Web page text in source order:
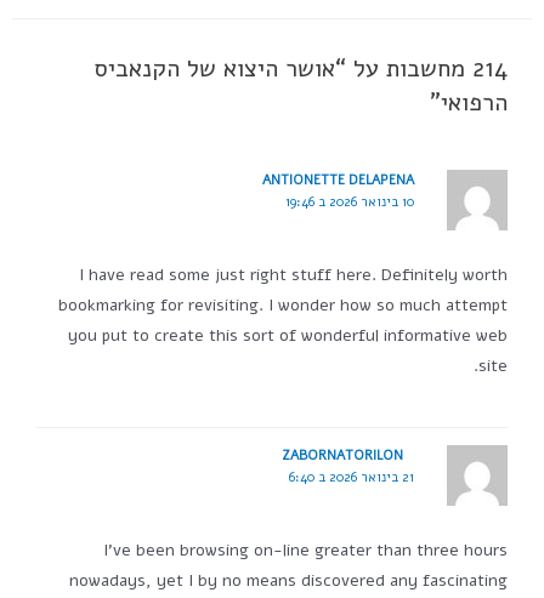
214 מחשבות על “אושר היצוא של הקנאביס
הרפואי”
ANTIONETTE DELAPENA
10 בינואר 2026 ב 19:46
I have read some just right stuff here. Definitely worth
bookmarking for revisiting. I wonder how so much attempt
you put to create this sort of wonderful informative web
site.
ZABORNATORILON
21 בינואר 2026 ב 6:40
I've been browsing on-line greater than three hours
nowadays, yet I by no means discovered any fascinating